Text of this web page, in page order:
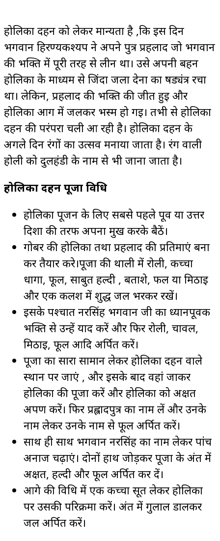
होलिका दहन को लेकर मान्यता है ,कि इस दिन
भगवान हिरण्यकश्यप ने अपने पुत्र प्रहलाद जो भगवान
की भक्ति में पूरी तरह से लीन था। उसे अपनी बहन
होलिका के माध्यम से जिंदा जला देना का षड्यंत्र रचा
था। लेकिन, प्रहलाद की भक्ति की जीत हुई और
होलिका आग में जलकर भस्म हो गई। तभी से होलिका
दहन की परंपरा चली आ रही है। होलिका दहन के
अगले दिन रंगों का उत्सव मनाया जाता है। रंग वाली
होली को दुलहंडी के नाम से भी जाना जाता है।
होलिका दहन पूजा विधि
होलिका पूजन के लिए सबसे पहले पूर्व या उत्तर
दिशा की तरफ अपना मुख करके बैठें।
गोबर की होलिका तथा प्रहलाद की प्रतिमाएं बना
कर तैयार करे।पूजा की थाली में रोली, कच्चा
धागा, फूल, साबुत हल्दी , बताशे, फल या मिठाई
और एक कलश में शुद्ध जल भरकर रखें।
इसके पश्चात नरसिंह भगवान जी का ध्यानपूर्वक
भक्ति से उन्हें याद करें और फिर रोली, चावल,
मिठाई, फूल आदि अर्पित करें।
पूजा का सारा सामान लेकर होलिका दहन वाले
स्थान पर जाएं , और इसके बाद वहां जाकर
होलिका की पूजा करें और होलिका को अक्षत
अर्पण करें। फिर प्रह्लादपुत्र का नाम लें और उनके
नाम लेकर उनके नाम से फूल अर्पित करें।
साथ ही साथ भगवान नरसिंह का नाम लेकर पांच
अनाज चढ़ाएं। दोनों हाथ जोड़कर पूजा के अंत में
अक्षत, हल्दी और फूल अर्पित कर दें।
आगे की विधि में एक कच्चा सूत लेकर होलिका
पर उसकी परिक्रमा करें। अंत में गुलाल डालकर
जल अर्पित करें।